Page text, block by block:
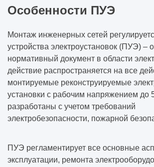
Особенности ПУЭ
Монтаж инженерных сетей
устройства электроустановок (ПУЭ) ­–
нормативный документ в области
действие распространяется на все
монтируемые реконструируемые
установки с рабочим напряжением до
разработаны с учетом требований
электробезопасности, пожарной
ПУЭ регламентирует все основные
эксплуатации, ремонта